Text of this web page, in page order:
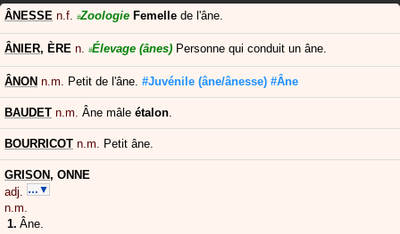
ÂNESSE n.f. #Zoologie Femelle de l'âne.
ÂNIER, ÈRE n. #Élevage (ânes) Personne qui conduit un âne.
ÂNON n.m. Petit de l'âne. #Juvénile (âne/ânesse) #Âne
BAUDET n.m. Âne mâle étalon.
BOURRICOT n.m. Petit âne.
GRISON, ONNE
adj. …▼
n.m.
Âne.